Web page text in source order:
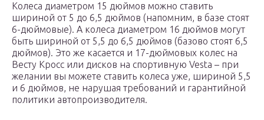
Колеса диаметром 15 дюймов можно ставить
шириной от 5 до 6,5 дюймов (напомним, в базе стоят
6-дюймовые). А колеса диаметром 16 дюймов могут
быть шириной от 5,5 до 6,5 дюймов (базово стоят 6,5
дюймов). Это же касается и 17-дюймовых колес на
Весту Кросс или дисков на спортивную Vesta – при
желании вы можете ставить колеса уже, шириной 5,5
и 6 дюймов, не нарушая требований и гарантийной
политики автопроизводителя.